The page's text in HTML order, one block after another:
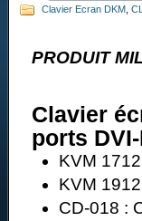
Clavier Ecran DKM
PRODUIT
Clavier
ports
KVM
KVM
CD-018 :